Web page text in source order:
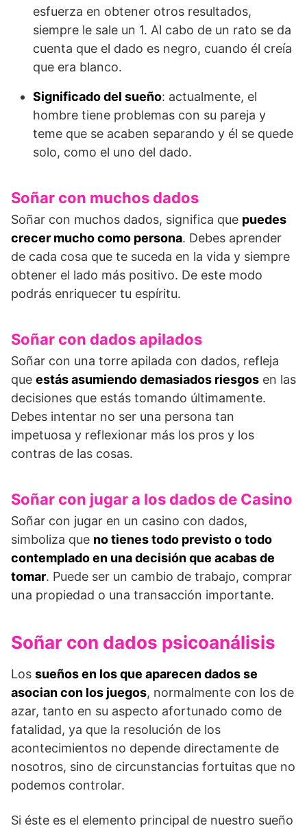
esfuerza en obtener otros resultados,
siempre le sale un 1. Al cabo de un rato se da
cuenta que el dado es negro, cuando él creía
que era blanco.
Significado del sueño: actualmente, el
hombre tiene problemas con su pareja y
teme que se acaben separando y él se quede
solo, como el uno del dado.
Soñar con muchos dados
Soñar con muchos dados, significa que puedes
crecer mucho como persona. Debes aprender
de cada cosa que te suceda en la vida y siempre
obtener el lado más positivo. De este modo
podrás enriquecer tu espíritu.
Soñar con dados apilados
Soñar con una torre apilada con dados, refleja
que estás asumiendo demasiados riesgos en las
decisiones que estás tomando últimamente.
Debes intentar no ser una persona tan
impetuosa y reflexionar más los pros y los
contras de las cosas.
Soñar con jugar a los dados de Casino
Soñar con jugar en un casino con dados,
simboliza que no tienes todo previsto o todo
contemplado en una decisión que acabas de
tomar. Puede ser un cambio de trabajo, comprar
una propiedad o una transacción importante.
Soñar con dados psicoanálisis
Los sueños en los que aparecen dados se
asocian con los juegos, normalmente con los de
azar, tanto en su aspecto afortunado como de
fatalidad, ya que la resolución de los
acontecimientos no depende directamente de
nosotros, sino de circunstancias fortuitas que no
podemos controlar.
Si éste es el elemento principal de nuestro sueño